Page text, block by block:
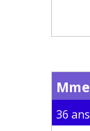
Mme
36 ans